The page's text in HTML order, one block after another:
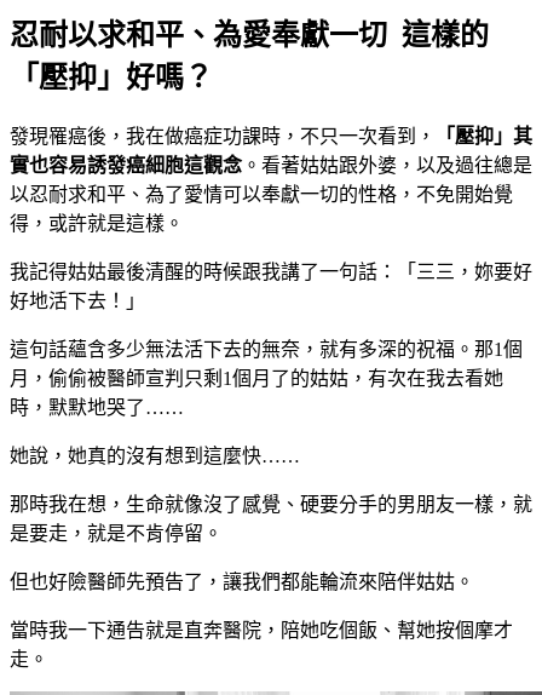
忍耐以求和平、為愛奉獻一切 這樣的
「壓抑」好嗎？
發現罹癌後，我在做癌症功課時，不只一次看到，
「壓抑」其
實也容易誘發癌細胞這觀念。看著姑姑跟外婆，以及過往總是
以忍耐求和平、為了愛情可以奉獻一切的性格，不免開始覺
得，或許就是這樣。
我記得姑姑最後清醒的時候跟我講了一句話：「三三，妳要好
好地活下去！」
這句話蘊含多少無法活下去的無奈，就有多深的祝福。那1個
月，偷偷被醫師宣判只剩1個月了的姑姑，有次在我去看她
時，默默地哭了……
她說，她真的沒有想到這麼快……
那時我在想，生命就像沒了感覺、硬要分手的男朋友一樣，就
是要走，就是不肯停留。
但也好險醫師先預告了，讓我們都能輪流來陪伴姑姑。
當時我一下通告就是直奔醫院，陪她吃個飯、幫她按個摩才
走。